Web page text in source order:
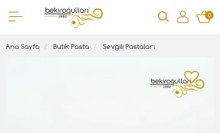
0
Ana Sayfa Butik Pasta Sevgili Pastaları